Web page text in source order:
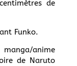
de
Funko.
anime
de Naruto